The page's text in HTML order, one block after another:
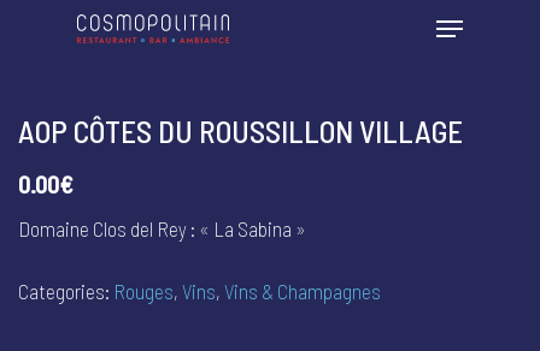
AOP CÔTES DU ROUSSILLON VILLAGE
0.00€
Domaine Clos del Rey : « La Sabina »
Categories: Rouges, Vins, Vins & Champagnes